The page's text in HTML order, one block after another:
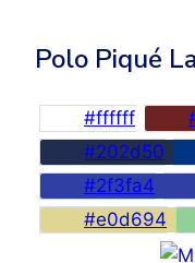
Polo Piqué
#ffffff
#202d50
#2f3fa4
#e0d694